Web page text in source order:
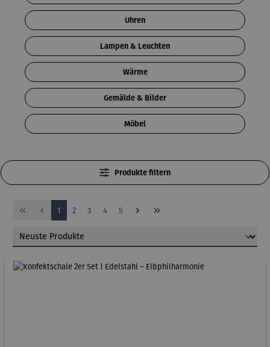
Uhren
Lampen & Leuchten
Wärme
Gemälde & Bilder
Möbel
Produkte filtern
Seite
1 Seite
2 Seite
3 Seite
4 Seite
5